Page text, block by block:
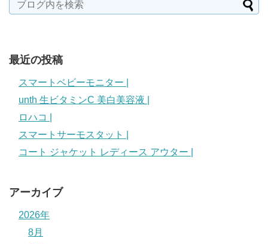
最近の投稿
スマートベビーモニター |
unth 生ビタミンC 美白美容液 |
ロハコ |
スマートサーモスタット |
コート ジャケット レディース アウター |
アーカイブ
2026年
8月